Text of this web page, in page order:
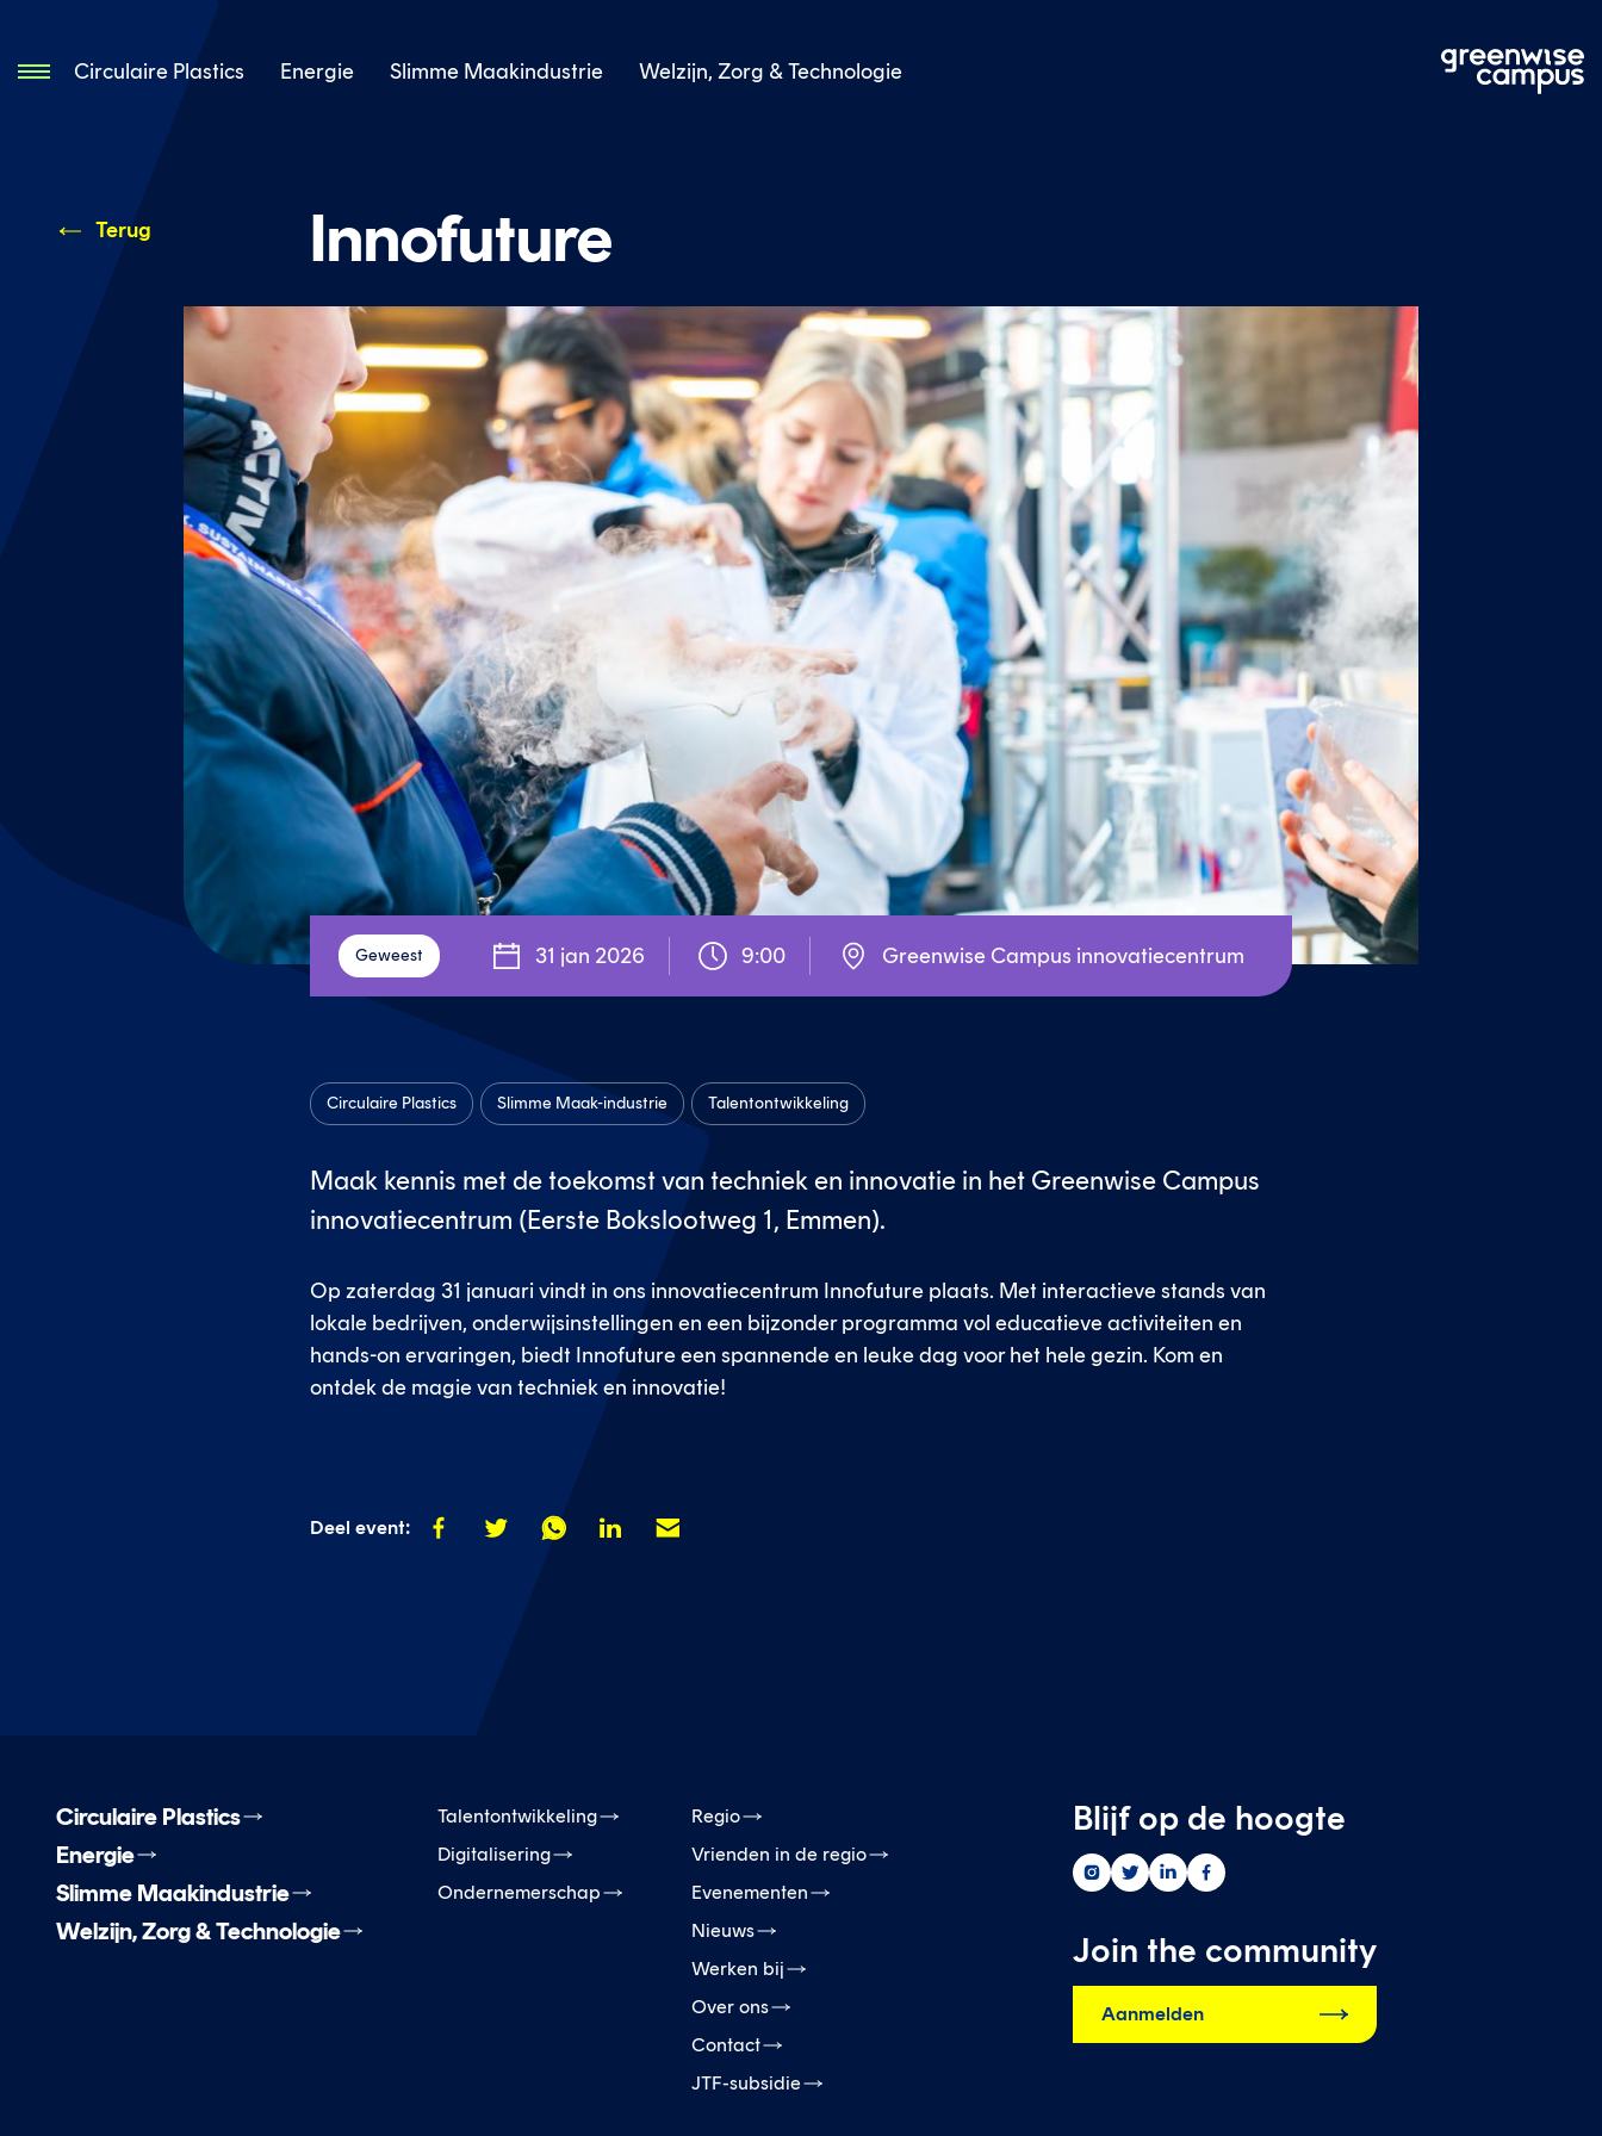
Circulaire Plastics Energie Slimme Maakindustrie Welzijn, Zorg & Technologie
Terug Innofuture
Geweest 31 jan 2026 9:00 Greenwise Campus innovatiecentrum
Circulaire Plastics Slimme Maak-industrie Talentontwikkeling
Maak kennis met de toekomst van techniek en innovatie in het Greenwise Campus
innovatiecentrum (Eerste Bokslootweg 1, Emmen).
Op zaterdag 31 januari vindt in ons innovatiecentrum Innofuture plaats. Met interactieve stands van
lokale bedrijven, onderwijsinstellingen en een bijzonder programma vol educatieve activiteiten en
hands-on ervaringen, biedt Innofuture een spannende en leuke dag voor het hele gezin. Kom en
ontdek de magie van techniek en innovatie!
Deel event:
Deel
Deel
Deel
Deel
Deel
Circulaire Plastics
Energie
Slimme Maakindustrie
Welzijn, Zorg & Technologie
Talentontwikkeling
Digitalisering
Ondernemerschap
Regio
Vrienden in de regio
Evenementen
Nieuws
Werken bij
Over ons
Contact
JTF-subsidie
Blijf op de hoogte
Greenwise
op
instagram
Greenwise
op
twitter
Greenwise
op
Greenwise
op
Join the community
Aanmelden